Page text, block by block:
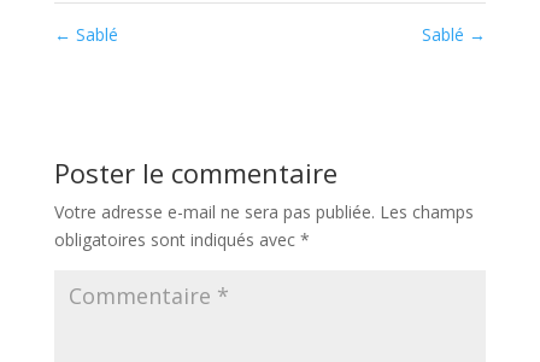
← Sablé Sablé →
Poster le commentaire
Votre adresse e-mail ne sera pas publiée. Les champs
obligatoires sont indiqués avec *